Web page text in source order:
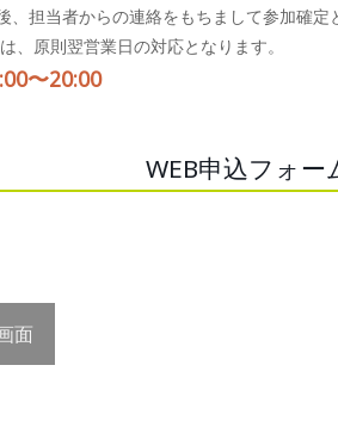
、担当者からの連絡をもちまして参加確定
、原則翌営業日の対応となります。
〜20:00
WEB申込フォー
面